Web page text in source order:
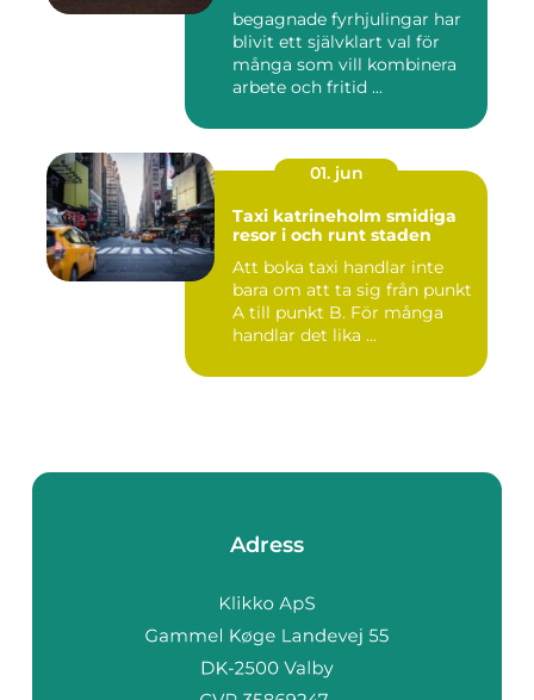
begagnade fyrhjulingar har
blivit ett självklart val för
många som vill kombinera
arbete och fritid ...
01. jun
Taxi katrineholm smidiga
resor i och runt staden
Att boka taxi handlar inte
bara om att ta sig från punkt
A till punkt B. För många
handlar det lika ...
Adress